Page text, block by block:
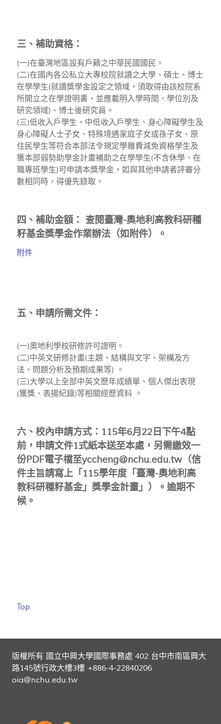
三、補助資格：
(一)在臺灣地區設有戶籍之中華民國國民。
(二)在國內各公私立大專校院就讀之大學、碩士、博士
在學學生(就讀獎學金設定之領域，須取得由該校院系
所開立之在學證明書，並應載明入學時間、學位別及
研究領域)、博士後研究員。
(三)低收入戶學生、中低收入戶學生、身心障礙學生及
身心障礙人士子女、特殊境遇家庭子女或孫子女、原
住民學生等符合本部法令規定學雜費減免資格學生及
獲本部弱勢助學金計畫補助之在學學生(不含休學、在
職專班學生)可申請本獎學金，如與其他申請者評審分
數相同時，得優先錄取。
四、補助金額： 查閱臺灣-奧地利高教科研種
籽基金獎學金作業辦法（如附件）。
附件
五、申請所需文件：
(一)奧地利學校研修許可證明。
(二)中英文研修計畫(主題、結構與文字、架構及方
法、問題分析及預期成果等) 。
(三)大學以上全部中英文歷年成績單、個人傑出表現
(獲獎、表揚紀錄)等相關經歷資料 。
六、校內申請方式：115年6月22日下午4點
前，申請文件1式紙本送至本處，另需繳效一
份PDF電子檔至yccheng@nchu.edu.tw（信
件主旨請寫上「115學年度「臺灣-奧地利高
教科研種籽基金」獎學金計畫」）。逾期不
候。
Top
版權所有 國立中興大學國際事務處 402 台中市南區興大
路145號行政大樓3樓 +886-4-22840206
oia@nchu.edu.tw